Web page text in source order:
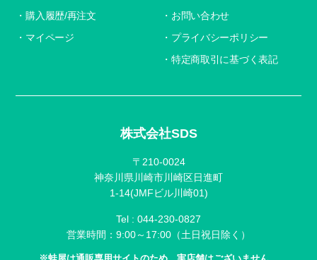
株式会社SDS
〒210-0024
神奈川県川崎市川崎区日進町
1-14(JMFビル川崎01)
Tel : 044-230-0827
営業時間：9:00～17:00（土日祝日除く）
購入履歴/再注文
マイページ
お問い合わせ
プライバシーポリシー
特定商取引に基づく表記